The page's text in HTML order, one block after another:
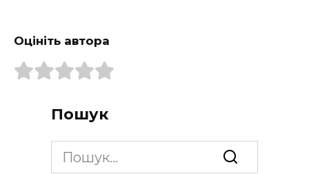
Оцініть автора
Пошук
Search